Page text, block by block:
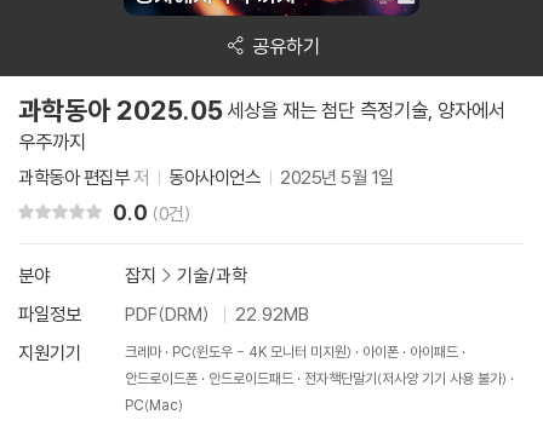
공유하기
과학동아 2025.05세상을 재는 첨단 측정기술, 양자에서
우주까지
과학동아 편집부저 동아사이언스 2025년 5월 1일
0.0 (0건)
분야 잡지 > 기술/과학
파일정보
PDF(DRM)
22.92MB
지원기기
크레마 PC(윈도우 - 4K 모니터 미지원) 아이폰
아이패드
안드로이드폰
안드로이드패드
전자책단말기(저사양 기기 사용 불가)
PC(Mac)